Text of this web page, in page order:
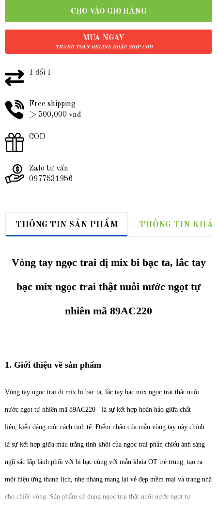
CHO VÀO GIỎ HÀNG
MUA NGAY
THANH TOÁN ONLINE HOẶC SHIP COD
1 đổi 1
Free shipping
> 500,000 vnđ
COD
Zalo tư vấn
0977531956
THÔNG TIN SẢN PHẨM THÔNG TIN
Vòng tay ngọc trai dị mix bi bạc ta, lắc tay
bạc mix ngọc trai thật nuôi nước ngọt tự
nhiên mã 89AC220
1. Giới thiệu về sản phẩm
Vòng tay ngọc trai dị mix bi bạc ta, lắc tay bạc mix ngọc trai thật nuôi
nước ngọt tự nhiên mã 89AC220 - là sự kết hợp hoàn hảo giữa chất
liệu, kiểu dáng một cách tinh tế. Điểm nhấn của mẫu vòng tay này chính
là sự kết hợp giữa màu trắng tinh khôi của ngọc trai phản chiếu ánh sáng
ngũ sắc lấp lánh phối với bi bạc cùng với mẫu khóa OT trẻ trung, tạo ra
một hiệu ứng thanh lịch, nhẹ nhàng mang lại vẻ đẹp mềm mại và trang nhã
cho chiếc vòng. Sản phẩm sử dụng ngọc trai thật nuôi nước ngọt tự